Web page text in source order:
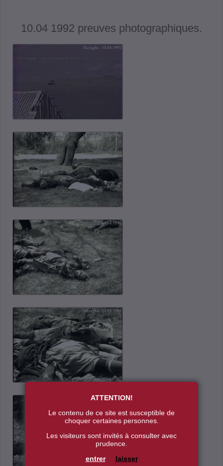
ATTENTION!
Le contenu de ce site est susceptible de
choquer certaines personnes.
Les visiteurs sont invités à consulter avec
prudence.
entrer
laisser
10.04 1992 preuves photographiques.